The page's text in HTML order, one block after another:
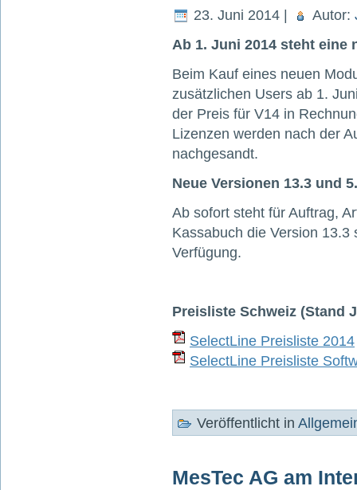
23. Juni 2014 | Autor:
Ab 1. Juni 2014 steht eine
Beim Kauf eines neuen
zusätzlichen Users ab 1.
der Preis für V14 in
Lizenzen werden nach der
nachgesandt.
Neue Versionen 13.3 und
Ab sofort steht für Auftrag,
Kassabuch die Version
Verfügung.
Preisliste Schweiz (Stand
SelectLine Preisliste 2014
SelectLine Preisliste
Veröffentlicht in
MesTec AG am